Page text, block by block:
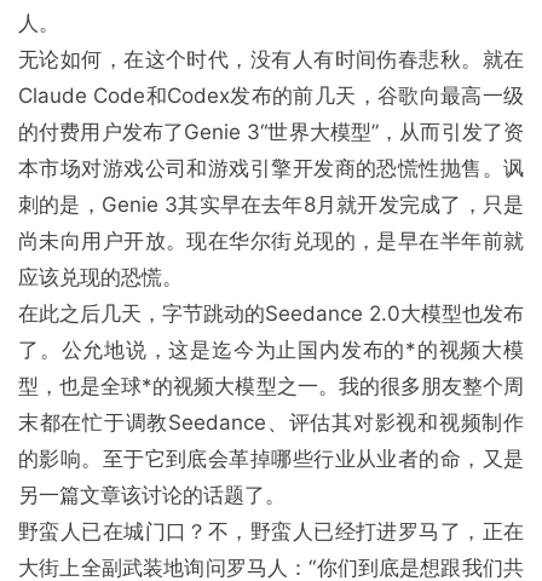
人。
无论如何，在这个时代，没有人有时间伤春悲秋。就在
Claude Code和Codex发布的前几天，谷歌向最高一级
的付费用户发布了Genie 3“世界大模型”，从而引发了资
本市场对游戏公司和游戏引擎开发商的恐慌性抛售。讽
刺的是，Genie 3其实早在去年8月就开发完成了，只是
尚未向用户开放。现在华尔街兑现的，是早在半年前就
应该兑现的恐慌。
在此之后几天，字节跳动的Seedance 2.0大模型也发布
了。公允地说，这是迄今为止国内发布的*的视频大模
型，也是全球*的视频大模型之一。我的很多朋友整个周
末都在忙于调教Seedance、评估其对影视和视频制作
的影响。至于它到底会革掉哪些行业从业者的命，又是
另一篇文章该讨论的话题了。
野蛮人已在城门口？不，野蛮人已经打进罗马了，正在
大街上全副武装地询问罗马人：“你们到底是想跟我们共